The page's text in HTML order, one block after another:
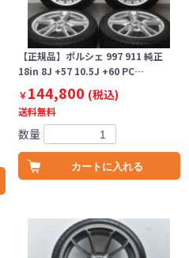
【正規品】ポルシェ 997 911 純正
18in 8J +57 10.5J +60 PC…
￥144,800 (税込)
送料無料
数量
カートに入れる